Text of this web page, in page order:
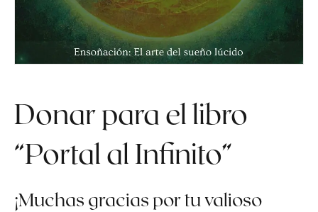
Donar para el libro
“Portal al Infinito”
¡Muchas gracias por tu valioso